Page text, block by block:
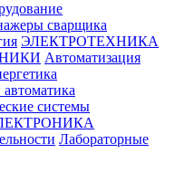
сварщика
ЭЛЕКТРОТЕХНИКА
Автоматизация
системы
Лабораторные